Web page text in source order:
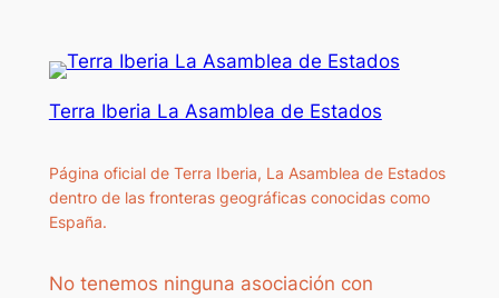
Terra Iberia La Asamblea de Estados
Página oficial de Terra Iberia, La Asamblea de Estados
dentro de las fronteras geográficas conocidas como
España.
No tenemos ninguna asociación con